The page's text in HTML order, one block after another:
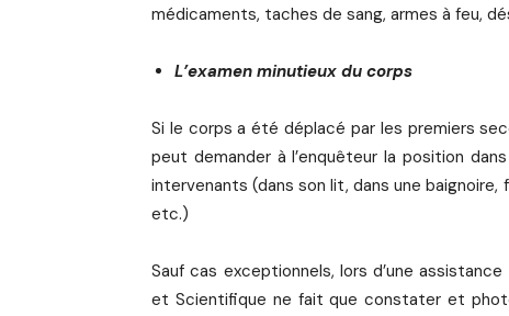
médicaments, taches de sang, armes à feu,
L’examen minutieux du corps
Si le corps a été déplacé par les premiers
peut demander à l’enquêteur la position
intervenants (dans son lit, dans une
etc.)
Sauf cas exceptionnels, lors d’une
et Scientifique ne fait que constater et